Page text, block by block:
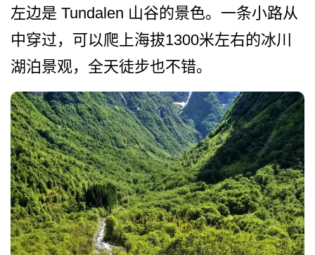
左边是 Tundalen 山谷的景色。一条小路从
中穿­过，可以爬上海拔1300米左右的冰川
湖泊景观，全­天徒步也不错。